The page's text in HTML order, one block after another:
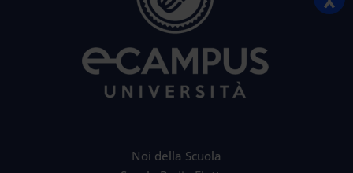
Noi della Scuola